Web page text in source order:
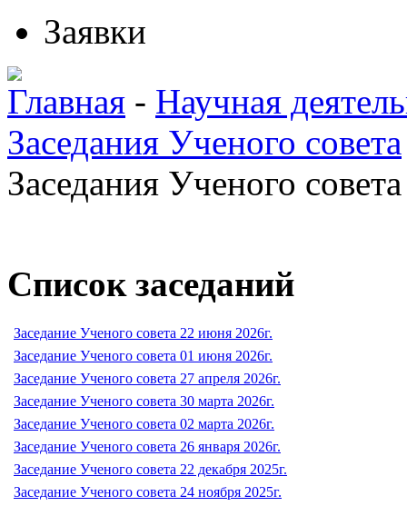
Заявки
Главная - Научная
Заседания Ученого совета
Заседания Ученого
Список заседаний
Заседание Ученого совета 22 июня 2026г.
Заседание Ученого совета 01 июня 2026г.
Заседание Ученого совета 27 апреля 2026г.
Заседание Ученого совета 30 марта 2026г.
Заседание Ученого совета 02 марта 2026г.
Заседание Ученого совета 26 января 2026г.
Заседание Ученого совета 22 декабря 2025г.
Заседание Ученого совета 24 ноября 2025г.